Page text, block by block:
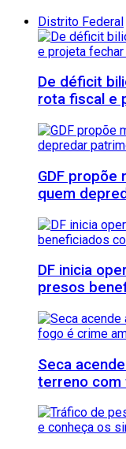
Distrito Federal
De déficit
rota fiscal e
GDF propõe
quem
DF inicia
presos
Seca
terreno com